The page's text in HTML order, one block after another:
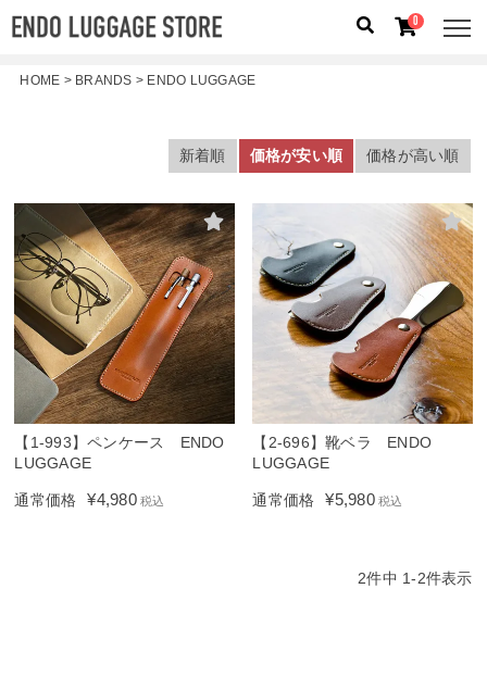
ブランドから探す
容量から探す
泊数から探す
価格 円 〜 円
検索する
0
HOME BRANDS ENDO LUGGAGE
価格が安い順 価格が高い順
新着順
【1-993】ペンケース ENDO
LUGGAGE
通常価格 ¥4,980 税込
【2-696】靴ベラ ENDO
LUGGAGE
通常価格 ¥5,980 税込
2件中 1-2件表示